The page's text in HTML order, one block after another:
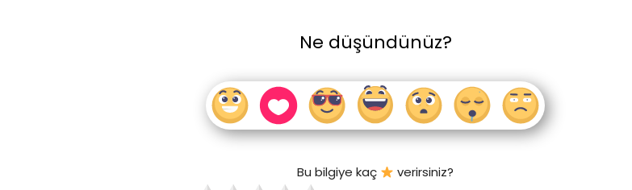
Ne düşündünüz?
Bu bilgiye kaç
verirsiniz?